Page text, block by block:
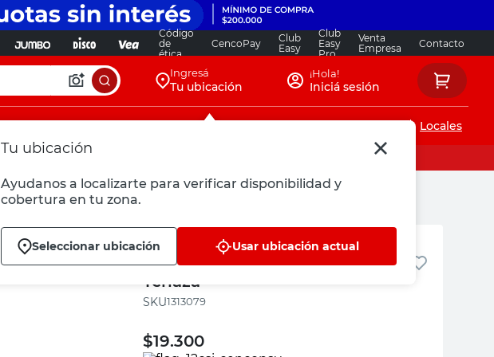
Código
de
ética
CencoPay
Club
Easy
Club
Easy
Pro
Venta
Empresa
Contacto
Ingresá
Tu ubicación
Tu ubicación
Ayudanos a localizarte para verificar disponibilidad y
cobertura en tu zona.
Seleccionar ubicación Usar ubicación actual
¡Hola!
Iniciá sesión
Locales
Klokan
Clavera Simple Porta Martillo Y
Tenaza
:1313079
$19.300